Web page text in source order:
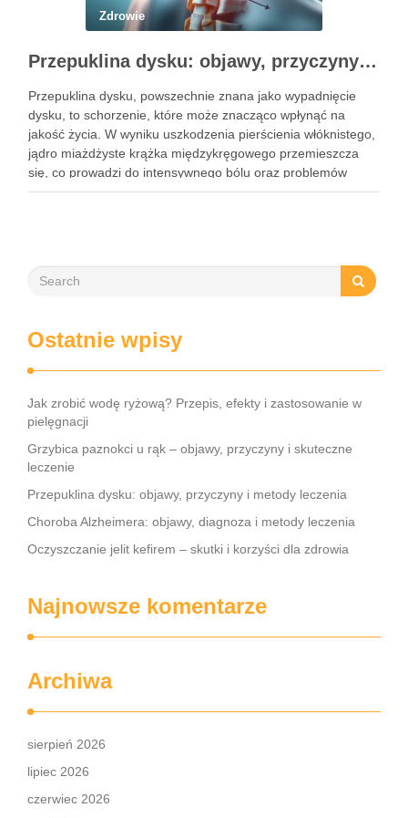
Zdrowie
Przepuklina dysku: objawy, przyczyny i metody leczenia
Przepuklina dysku, powszechnie znana jako wypadnięcie
dysku, to schorzenie, które może znacząco wpłynąć na
jakość życia. W wyniku uszkodzenia pierścienia włóknistego,
jądro miażdżyste krążka międzykręgowego przemieszcza
się, co prowadzi do intensywnego bólu oraz problemów
neurologicznych. Częstość występowania tego schorzenia
Ostatnie wpisy
Jak zrobić wodę ryżową? Przepis, efekty i zastosowanie w
pielęgnacji
Grzybica paznokci u rąk – objawy, przyczyny i skuteczne
leczenie
Przepuklina dysku: objawy, przyczyny i metody leczenia
Choroba Alzheimera: objawy, diagnoza i metody leczenia
Oczyszczanie jelit kefirem – skutki i korzyści dla zdrowia
Najnowsze komentarze
Archiwa
sierpień 2026
lipiec 2026
czerwiec 2026